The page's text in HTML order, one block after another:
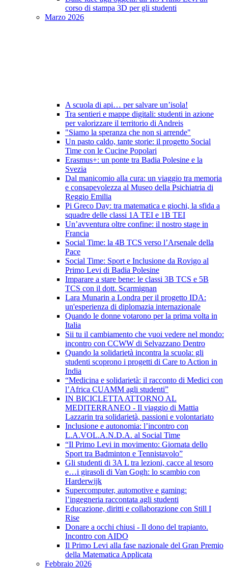
corso di stampa 3D per gli studenti
Marzo 2026
A scuola di api… per salvare un’isola!
Tra sentieri e mappe digitali: studenti in azione
per valorizzare il territorio di Andreis
"Siamo la speranza che non si arrende"
Un pasto caldo, tante storie: il progetto Social
Time con le Cucine Popolari
Erasmus+: un ponte tra Badia Polesine e la
Svezia
Dal manicomio alla cura: un viaggio tra memoria
e consapevolezza al Museo della Psichiatria di
Reggio Emilia
Pi Greco Day: tra matematica e giochi, la sfida a
squadre delle classi 1A TEI e 1B TEI
Un’avventura oltre confine: il nostro stage in
Francia
Social Time: la 4B TCS verso l’Arsenale della
Pace
Social Time: Sport e Inclusione da Rovigo al
Primo Levi di Badia Polesine
Imparare a stare bene: le classi 3B TCS e 5B
TCS con il dott. Scarmignan
Lara Munarin a Londra per il progetto IDA:
un'esperienza di diplomazia internazionale
Quando le donne votarono per la prima volta in
Italia
Sii tu il cambiamento che vuoi vedere nel mondo:
incontro con CCWW di Selvazzano Dentro
Quando la solidarietà incontra la scuola: gli
studenti scoprono i progetti di Care to Action in
India
“Medicina e solidarietà: il racconto di Medici con
l’Africa CUAMM agli studenti”
IN BICICLETTA ATTORNO AL
MEDITERRANEO - Il viaggio di Mattia
Lazzarin tra solidarietà, passioni e volontariato
Inclusione e autonomia: l’incontro con
L.A.VOL.A.N.D.A. al Social Time
“Il Primo Levi in movimento: Giornata dello
Sport tra Badminton e Tennistavolo”
Gli studenti di 3A L tra lezioni, cacce al tesoro
e…i girasoli di Van Gogh: lo scambio con
Harderwijk
Supercomputer, automotive e gaming:
l’ingegneria raccontata agli studenti
Educazione, diritti e collaborazione con Still I
Rise
Donare a occhi chiusi - Il dono del trapianto.
Incontro con AIDO
Il Primo Levi alla fase nazionale del Gran Premio
della Matematica Applicata
Febbraio 2026